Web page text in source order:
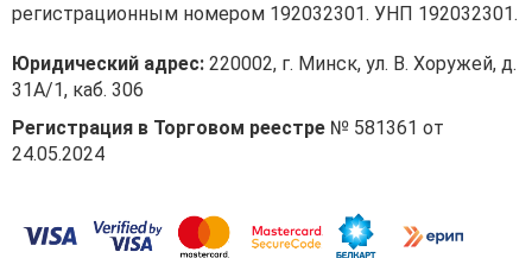
регистрационным номером 192032301. УНП 192032301.
Юридический адрес: 220002, г. Минск, ул. В. Хоружей, д.
31А/1, каб. 306
Регистрация в Торговом реестре № 581361 от
24.05.2024